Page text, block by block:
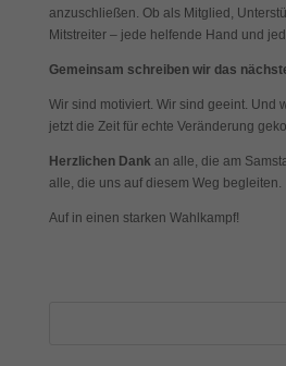
anzuschließen. Ob als Mitglied,
Mitstreiter – jede helfende Hand und
Gemeinsam schreiben wir das
Wir sind motiviert. Wir sind geeint. Und
jetzt die Zeit für echte Veränderung
Herzlichen Dank an alle, die am
alle, die uns auf diesem Weg begleiten.
Auf in einen starken Wahlkampf!